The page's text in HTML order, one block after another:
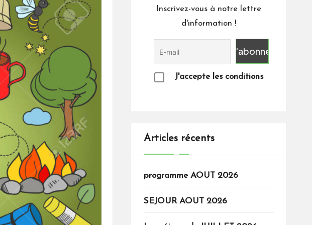
Inscrivez-vous à notre lettre
d'information !
J'accepte les conditions
Articles récents
programme AOUT 2026
SEJOUR AOUT 2026